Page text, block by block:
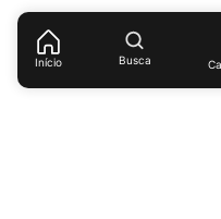
Início Busca